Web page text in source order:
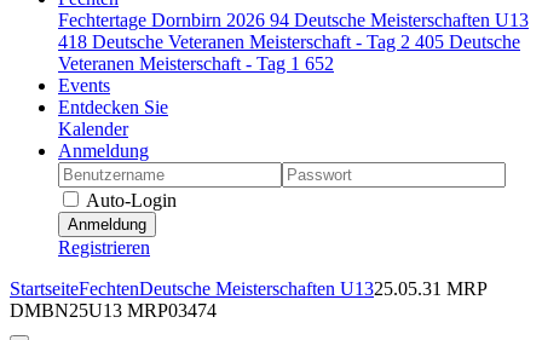
Fechtertage Dornbirn 2026 94 Deutsche Meisterschaften U13
418 Deutsche Veteranen Meisterschaft - Tag 2 405 Deutsche
Veteranen Meisterschaft - Tag 1 652
Events
Entdecken Sie
Kalender
Anmeldung
Auto-Login
Anmeldung
Registrieren
StartseiteFechtenDeutsche Meisterschaften U1325.05.31 MRP
DMBN25U13 MRP03474